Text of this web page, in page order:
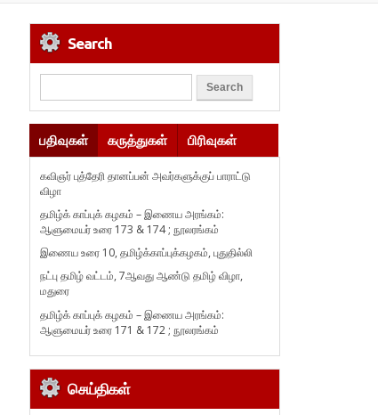
Search
பதிவுகள் கருத்துகள் பிரிவுகள்
கவிஞர் புத்தேரி தானப்பன் அவர்களுக்குப் பாராட்டு
விழா
தமிழ்க் காப்புக் கழகம் – இணைய அரங்கம்:
ஆளுமையர் உரை 173 & 174 ; நூலரங்கம்
இணைய உரை 10, தமிழ்க்காப்புக்கழகம், புதுதில்லி
நட்பு தமிழ் வட்டம், 7ஆவது ஆண்டு தமிழ் விழா,
மதுரை
தமிழ்க் காப்புக் கழகம் – இணைய அரங்கம்:
ஆளுமையர் உரை 171 & 172 ; நூலரங்கம்
செய்திகள்